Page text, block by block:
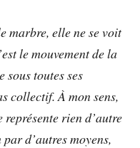
marbre, elle ne se voit
le mouvement de la
sous toutes ses
collectif. À mon sens,
rien d’autre
d’autres moyens,